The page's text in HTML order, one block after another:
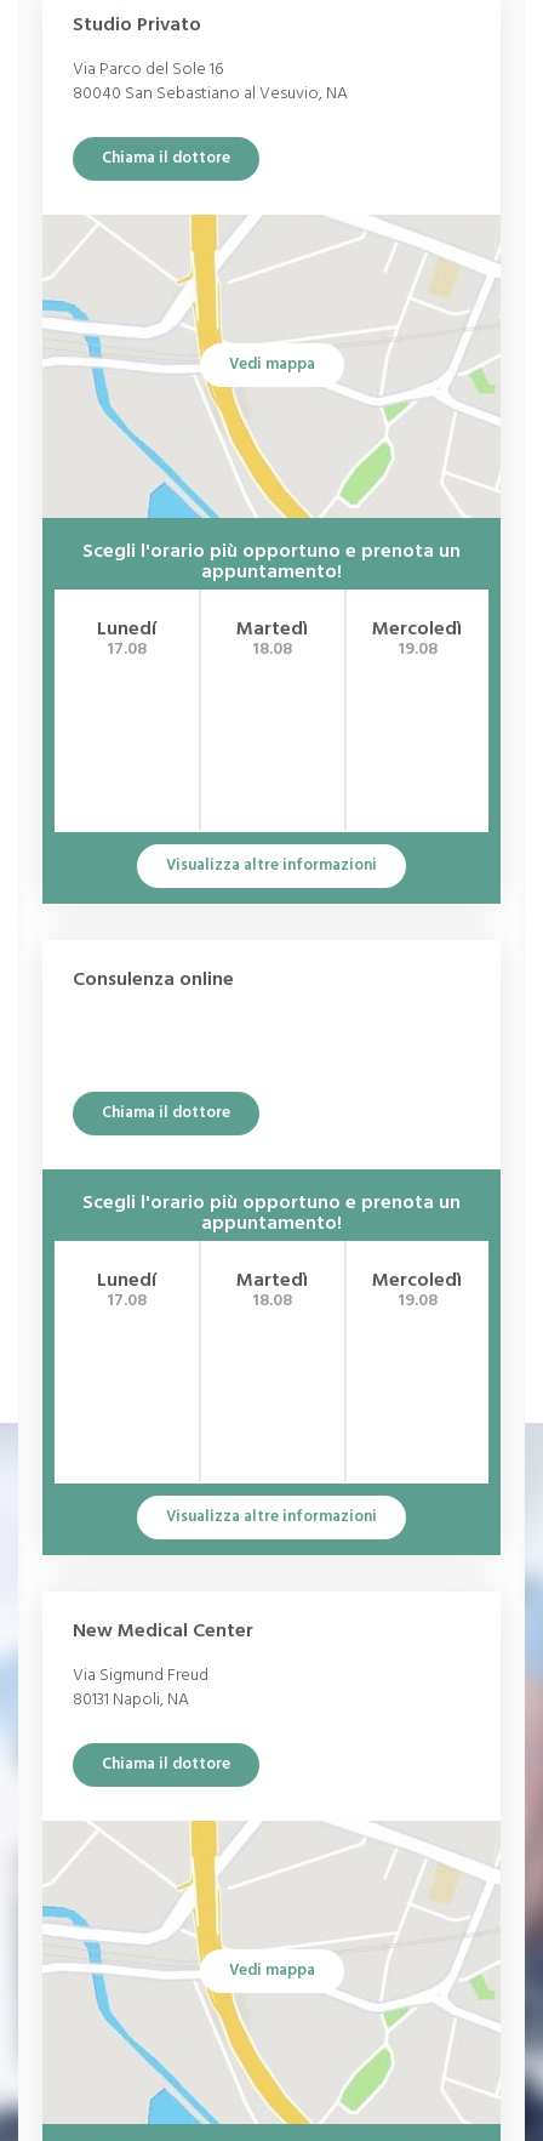
Insufficienza renale
Cardiopatie
Ipertensione arteriosa
Psoriasi
Studio Privato
Via Parco del Sole 16
80040 San Sebastiano al Vesuvio, NA
Chiama il dottore
Vedi mappa
Scegli l'orario più opportuno e prenota un
appuntamento!
Lunedí
17.08
Martedì
18.08
Mercoledì
19.08
Visualizza altre informazioni
Consulenza online
Chiama il dottore
Scegli l'orario più opportuno e prenota un
appuntamento!
Lunedí
17.08
Martedì
18.08
Mercoledì
19.08
Visualizza altre informazioni
New Medical Center
Via Sigmund Freud
80131 Napoli, NA
Chiama il dottore
Vedi mappa